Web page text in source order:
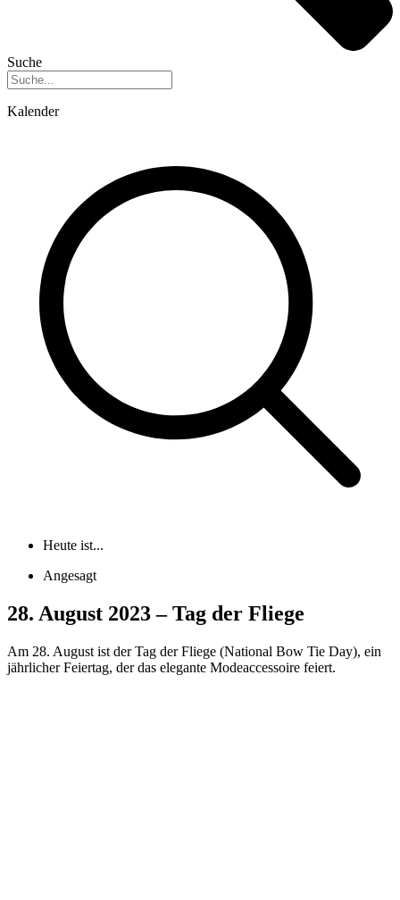
Suche
Kalender
Heute ist...
Angesagt
28. August 2023 – Tag der Fliege
Am 28. August ist der Tag der Fliege (National Bow Tie Day), ein
jährlicher Feiertag, der das elegante Modeaccessoire feiert.